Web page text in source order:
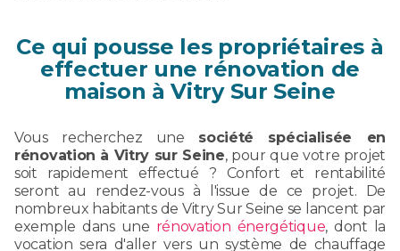
Ce qui pousse les propriétaires à
effectuer une rénovation de
maison à Vitry Sur Seine
Vous recherchez une société spécialisée en
rénovation à Vitry sur Seine, pour que votre projet
soit rapidement effectué ? Confort et rentabilité
seront au rendez-vous à l'issue de ce projet. De
nombreux habitants de Vitry Sur Seine se lancent par
exemple dans une rénovation énergétique, dont la
vocation sera d'aller vers un système de chauffage